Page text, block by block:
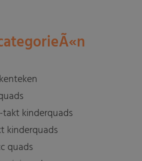
takt kinderquads
kinderquads
quads